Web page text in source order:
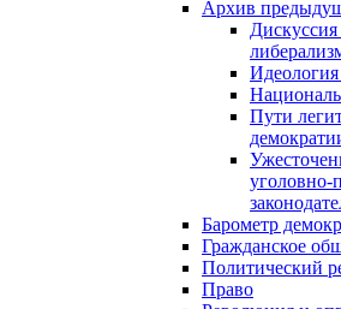
Архив
Идеология
Пути
уголовно-
Барометр
Гражданское
Политический
Право